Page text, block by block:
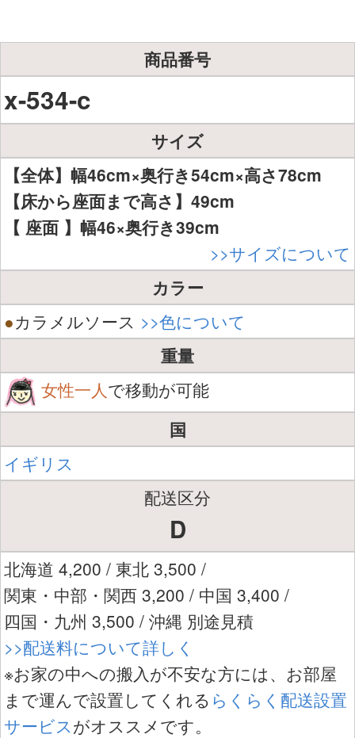
商品番号
x-534-c
サイズ
【全体】幅46cm×奥行き54cm×高さ78cm
【床から座面まで高さ】49cm
【 座面 】幅46×奥行き39cm
>>サイズについて
カラー
●カラメルソース >>色について
重量
女性一人で移動が可能
国
イギリス
配送区分
D
北海道 4,200 / 東北 3,500 /
関東・中部・関西 3,200 / 中国 3,400 /
四国・九州 3,500 / 沖縄 別途見積
>>配送料について詳しく
※お家の中への搬入が不安な方には、お部屋
まで運んで設置してくれる らくらく配送設置
サービスがオススメです。